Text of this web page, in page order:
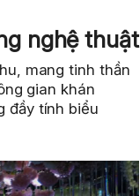
nghệ thuật
mang tinh thần
gian khán
đầy tính biểu